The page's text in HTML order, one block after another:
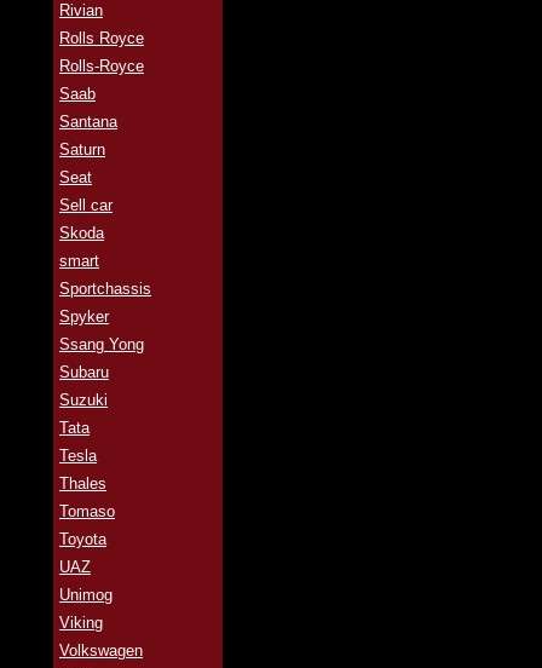
Rivian
Rolls Royce
Rolls-Royce
Saab
Santana
Saturn
Seat
Sell car
Skoda
smart
Sportchassis
Spyker
Ssang Yong
Subaru
Suzuki
Tata
Tesla
Thales
Tomaso
Toyota
UAZ
Unimog
Viking
Volkswagen